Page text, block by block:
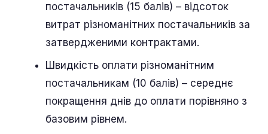
постачальників (15 балів) – відсоток
витрат різноманітних постачальників за
затвердженими контрактами.
Швидкість оплати різноманітним
постачальникам (10 балів) – середнє
покращення днів до оплати порівняно з
базовим рівнем.